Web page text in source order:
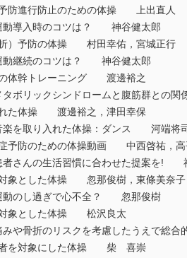
防進行防止のための体操 上出直人
導入時のコツは？ 神谷健太郎
）予防の体操 村田幸佑，宮城正行
継続のコツは？ 神谷健太郎
体幹トレーニング 渡邊裕之
ボリックシンドロームと腹筋群との
れた体操 渡邊裕之，津田幸保
を取り入れた体操：ダンス 河端将
予防のための体操動画 中西啓祐，高
さんの生活習慣に合わせた提案を!
象とした体操 忽那俊樹，東條美奈子
のし過ぎで心不全？ 忽那俊樹
対象とした体操 松沢良太
や骨折のリスクを考慮したうえで総
者を対象にした体操 柴 喜崇